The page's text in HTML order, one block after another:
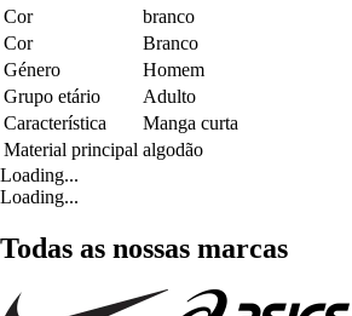
Cor
branco
Cor
Branco
Género
Homem
Grupo etário
Adulto
Característica
Manga curta
Material principal algodão
Loading...
Loading...
Todas as nossas marcas